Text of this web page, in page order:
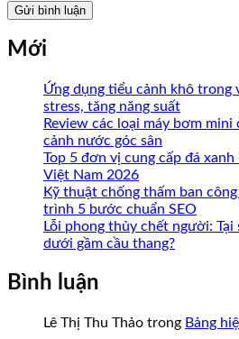
Mới
Ứng dụng tiểu cảnh khô trong
stress, tăng năng suất
Review các loại máy bơm
cảnh nước góc sân
Top 5 đơn vị cung cấp đá
Việt Nam 2026
Kỹ thuật chống thấm ban
trình 5 bước chuẩn SEO
Lỗi phong thủy chết người: Tại
dưới gầm cầu thang?
Bình luận
Lê Thị Thu Thảo trong Bảng